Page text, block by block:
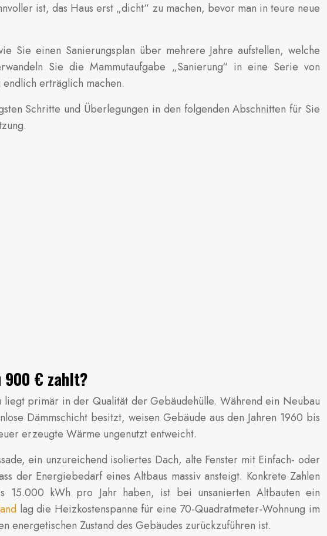
ist, das Haus erst „dicht“ zu machen, bevor man in teure neue
Sie einen Sanierungsplan über mehrere Jahre aufstellen, welche
Sie die Mammutaufgabe „Sanierung“ in eine Serie von
erträglich machen.
Schritte und Überlegungen in den folgenden Abschnitten für Sie
900 € zahlt?
primär in der Qualität der Gebäudehülle. Während ein Neubau
Dämmschicht besitzt, weisen Gebäude aus den Jahren 1960 bis
erzeugte Wärme ungenutzt entweicht.
ein unzureichend isoliertes Dach, alte Fenster mit Einfach- oder
der Energiebedarf eines Altbaus massiv ansteigt. Konkrete Zahlen
15.000 kWh pro Jahr haben, ist bei unsanierten Altbauten ein
lag die Heizkostenspanne für eine 70-Quadratmeter-Wohnung im
Zustand des Gebäudes zurückzuführen ist.